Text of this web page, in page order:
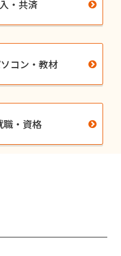
・共済
コン・教材
職・資格